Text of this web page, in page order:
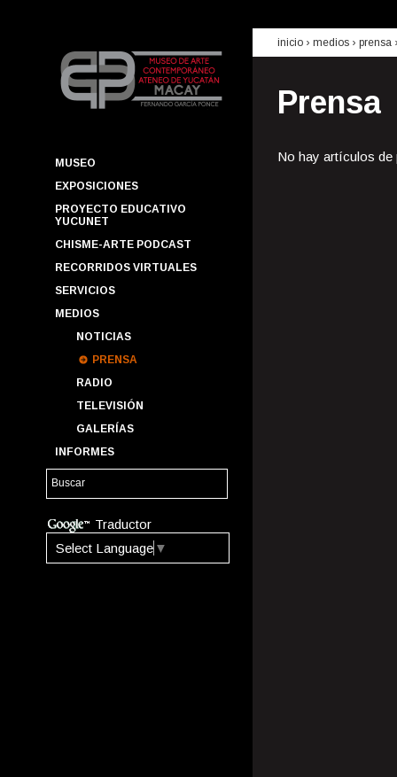
MUSEO
EXPOSICIONES
PROYECTO EDUCATIVO
YUCUNET
CHISME-ARTE PODCAST
RECORRIDOS VIRTUALES
SERVICIOS
MEDIOS
NOTICIAS
PRENSA
RADIO
TELEVISIÓN
GALERÍAS
INFORMES
Traductor
Select Language ▼
inicio › medios › prensa
Prensa
No hay artículos de